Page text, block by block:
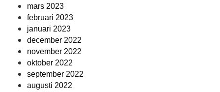
mars 2023
februari 2023
januari 2023
december 2022
november 2022
oktober 2022
september 2022
augusti 2022